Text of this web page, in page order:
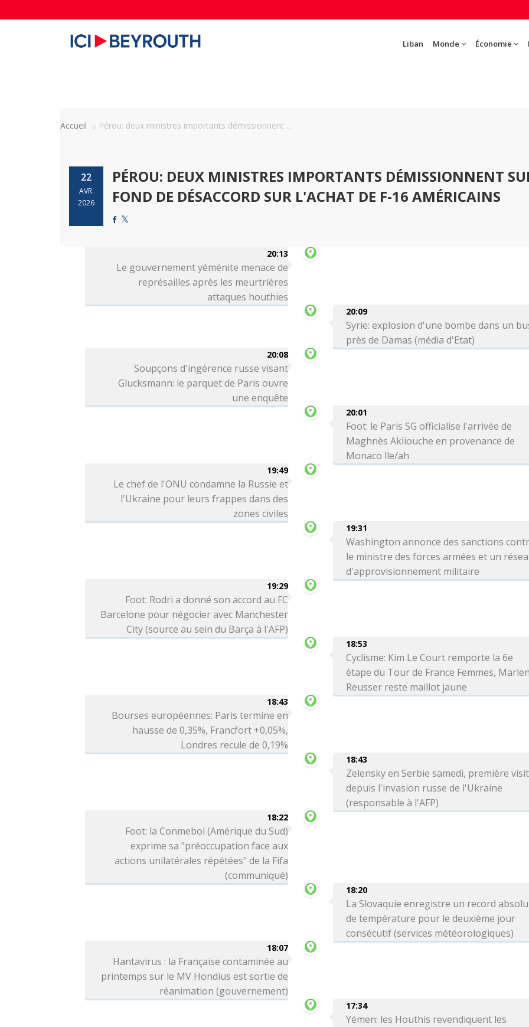
Liban Monde Économie
Accueil Pérou: deux ministres importants démissionnent ...
22
AVR.
2026
PÉROU: DEUX MINISTRES IMPORTANTS DÉMISSIONNENT
FOND DE DÉSACCORD SUR L'ACHAT DE F-16 AMÉRICAINS
20:13
Le gouvernement yéménite menace de
représailles après les meurtrières
attaques houthies
20:09
Syrie: explosion d'une bombe dans un
près de Damas (média d'Etat)
20:08
Soupçons d'ingérence russe visant
Glucksmann: le parquet de Paris ouvre
une enquête
20:01
Foot: le Paris SG officialise l'arrivée de
Maghnès Akliouche en provenance de
Monaco lle/ah
19:49
Le chef de l'ONU condamne la Russie et
l'Ukraine pour leurs frappes dans des
zones civiles
19:31
Washington annonce des sanctions
le ministre des forces armées et un
d'approvisionnement militaire
19:29
Foot: Rodri a donné son accord au FC
Barcelone pour négocier avec Manchester
City (source au sein du Barça à l'AFP)
18:53
Cyclisme: Kim Le Court remporte la 6e
étape du Tour de France Femmes,
Reusser reste maillot jaune
18:43
Bourses européennes: Paris termine en
hausse de 0,35%, Francfort +0,05%,
Londres recule de 0,19%
18:43
Zelensky en Serbie samedi, première
depuis l'invasion russe de l'Ukraine
(responsable à l'AFP)
18:22
Foot: la Conmebol (Amérique du Sud)
exprime sa "préoccupation face aux
actions unilatérales répétées" de la Fifa
(communiqué)
18:20
La Slovaquie enregistre un record absolu
de température pour le deuxième jour
consécutif (services météorologiques)
18:07
Hantavirus : la Française contaminée au
printemps sur le MV Hondius est sortie de
réanimation (gouvernement)
17:34
Yémen: les Houthis revendiquent les